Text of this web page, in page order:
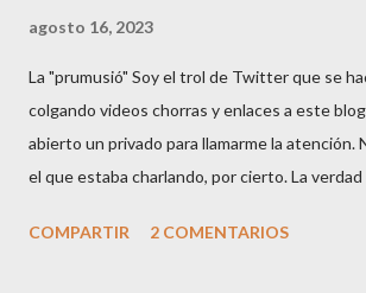
agosto 16, 2023
La "prumusió" Soy el trol de Twitter que se
colgando videos chorras y enlaces a este
abierto un privado para llamarme la atención.
el que estaba charlando, por cierto. La
que en Twitter cualquier interacción que no
COMPARTIR 2 COMENTARIOS